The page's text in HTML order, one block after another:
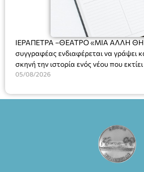
ΙΕΡΑΠΕΤΡΑ –ΘΕΑΤΡΟ «ΜΙΑ ΑΛΛΗ ΘΗΒΑ»
συγγραφέας ενδιαφέρεται να γράψει
σκηνή την ιστορία ενός νέου που
κάθειρξης για πατροκτονία. Ένα
ασθένεια, τον ερωτισμό. Ένα έργο
έργο, ενώ η παράσταση έχει
θεατρικό γεγονός χάρη στις
Θάνου Λέκκα στον ρόλο του
Καπουράνη, νικητή του βραβείου
05/08/2026